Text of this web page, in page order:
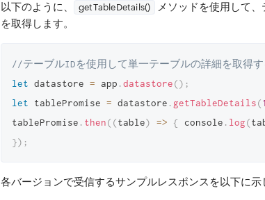
以下のように、 getTableDetails()
メソッドを使用して
を取得します。
//テーブルIDを使用して単一テーブルの詳細を取得
let datastore = app .datastore() ;
let tablePromise = datastore . getTableDetails(
tablePromise . then( (table) => { console . log(
}) ;
各バージョンで受信するサンプルレスポンスを以下に示